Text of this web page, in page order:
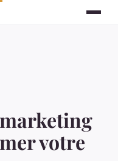
votre